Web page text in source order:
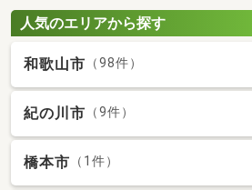
人気のエリアから探す
和歌山市 （98件）
紀の川市 （9件）
橋本市 （1件）